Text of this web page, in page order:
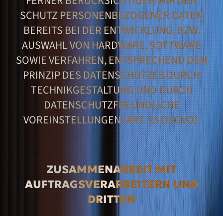
CHUTZ PERSONENBEZOGENER DATEN B
EREITS BEI DER ENTWICKLUNG, BZW. A
USWAHL VON HARDWARE, SOFTWARE S
OWIE VERFAHREN, ENTSPRECHEND DEM P
RINZIP DES DATENSCHUTZES DURCH T
ECHNIKGESTALTUNG UND DURCH D
ATENSCHUTZFREUNDLICHE V
OREINSTELLUNGEN (ART. 25 DSGVO).
ZUSAMMENARBEIT MIT
AUFTRAGSVERARBEITERN UND
DRITTEN